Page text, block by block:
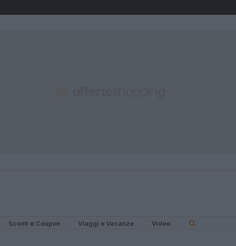
Sconti e Coupon Viaggi e Vacanze Video